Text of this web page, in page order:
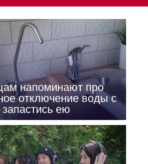
напоминают про
отключение воды с
ею